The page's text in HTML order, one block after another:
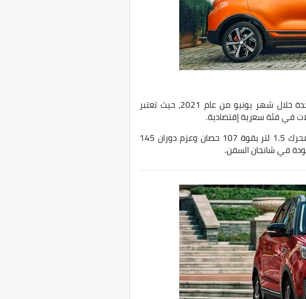
حققت سيارة Changan CS15 في مصر إجمالي عدد مبيعات 85 وحدة خلال شهر يونيو من عام 2021، حيث تعتبر
في فئة سعرية إقتصادية.
تأتي شانجان CS15 في فئة السيارات الكروس اوفر تحت المُدمجة بمحرك 1.5 لتر بقوة 107 حصان وعزم دوران 145